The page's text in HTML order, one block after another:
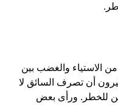
الاستياء والغضب بين
أن تصرف السائق لا
للخطر. ورأى بعض